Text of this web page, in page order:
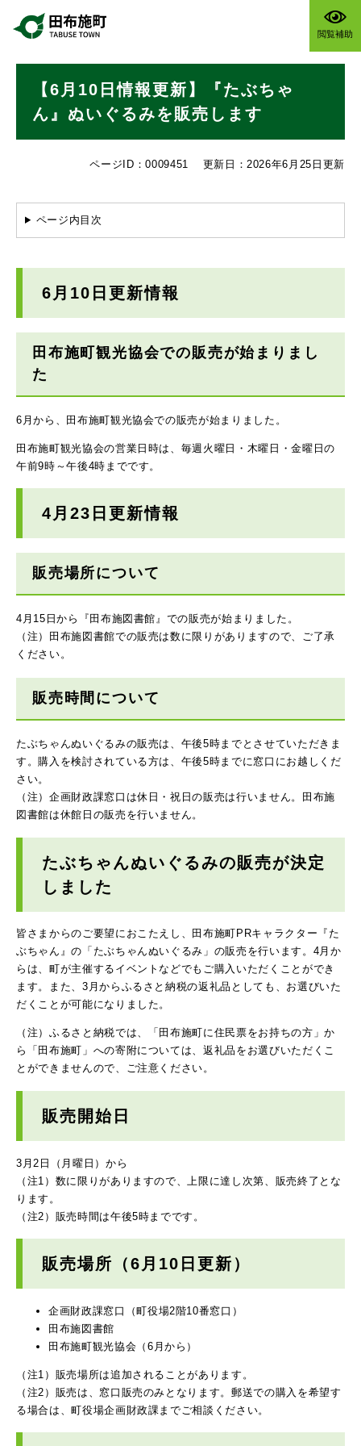
閲覧補助
【6月10日情報更新】『たぶちゃ
ん』ぬいぐるみを販売します
ページID：0009451 更新日：2026年6月25日更新
ページ内目次
6月10日更新情報
田布施町観光協会での販売が始まりまし
た
6月から、田布施町観光協会での販売が始まりました。
田布施町観光協会の営業日時は、毎週火曜日・木曜日・金曜日の
午前9時～午後4時までです。
4月23日更新情報
販売場所について
4月15日から『田布施図書館』での販売が始まりました。
（注）田布施図書館での販売は数に限りがありますので、ご了承
ください。
販売時間について
たぶちゃんぬいぐるみの販売は、午後5時までとさせていただきま
す。購入を検討されている方は、午後5時までに窓口にお越しくだ
さい。
（注）企画財政課窓口は休日・祝日の販売は行いません。田布施
図書館は休館日の販売を行いません。
たぶちゃんぬいぐるみの販売が決定
しました
皆さまからのご要望におこたえし、田布施町PRキャラクター『た
ぶちゃん』の「たぶちゃんぬいぐるみ」の販売を行います。4月か
らは、町が主催するイベントなどでもご購入いただくことができ
ます。また、3月からふるさと納税の返礼品としても、お選びいた
だくことが可能になりました。
（注）ふるさと納税では、「田布施町に住民票をお持ちの方」か
ら「田布施町」への寄附については、返礼品をお選びいただくこ
とができませんので、ご注意ください。
販売開始日
3月2日（月曜日）から
（注1）数に限りがありますので、上限に達し次第、販売終了とな
ります。
（注2）販売時間は午後5時までです。
販売場所（6月10日更新）
企画財政課窓口（町役場2階10番窓口）
田布施図書館
田布施町観光協会（6月から）
（注1）販売場所は追加されることがあります。
（注2）販売は、窓口販売のみとなります。郵送での購入を希望す
る場合は、町役場企画財政課までご相談ください。